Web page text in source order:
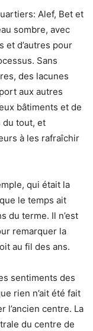
Alef, Bet et
sombre, avec
et d’autres pour
Sans
des lacunes
aux autres
bâtiments et de
du tout, et
à les rafraîchir
qui était la
le temps ait
du terme. Il n’est
remarquer la
au fil des ans.
sentiments des
rien n’ait été fait
l’ancien centre. La
du centre de